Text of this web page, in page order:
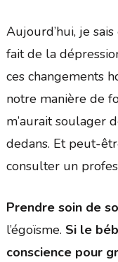
Aujourd’hui, je
fait de la
ces changements
notre manière de
m’aurait soulager
dedans. Et peut-
consulter un
Prendre soin de
l’égoïsme. Si le
conscience pour